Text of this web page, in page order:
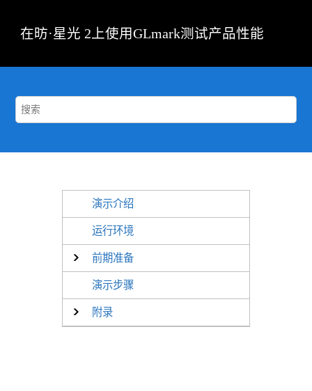
在昉·星光 2 上使用GLmark测试产品性能
演示介绍
运行环境
前期准备
演示步骤
附录